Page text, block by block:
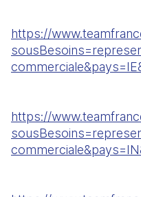
https://
https://